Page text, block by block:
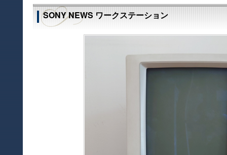
SONY NEWS ワークステーション